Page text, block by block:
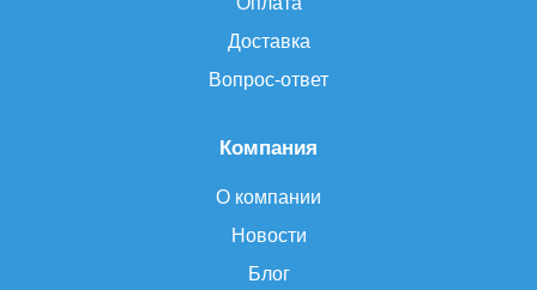
Компания
О компании
Новости
Блог
Доставка
Вопрос-ответ